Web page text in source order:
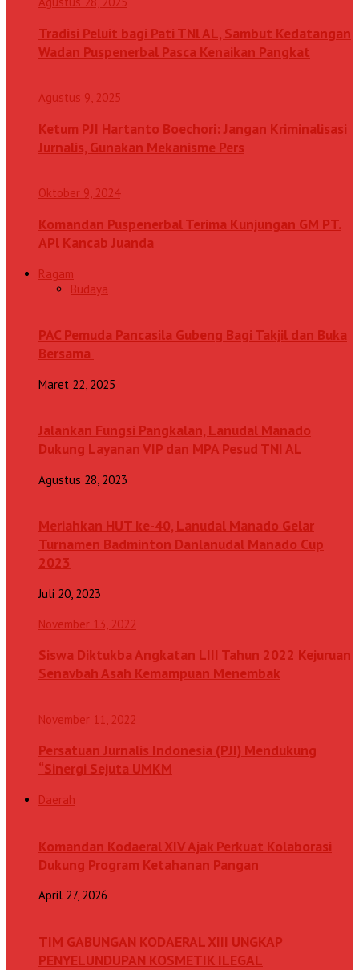
Tradisi Peluit bagi Pati TNl AL, Sambut Kedatangan
Wadan Puspenerbal Pasca Kenaikan Pangkat
Agustus 9, 2025
Ketum PJI Hartanto Boechori: Jangan Kriminalisasi
Jurnalis, Gunakan Mekanisme Pers
Oktober 9, 2024
Komandan Puspenerbal Terima Kunjungan GM PT.
APl Kancab Juanda
Ragam
Budaya
PAC Pemuda Pancasila Gubeng Bagi Takjil dan Buka
Bersama
Maret 22, 2025
Jalankan Fungsi Pangkalan, Lanudal Manado
Dukung Layanan VIP dan MPA Pesud TNI AL
Agustus 28, 2023
Meriahkan HUT ke-40, Lanudal Manado Gelar
Turnamen Badminton Danlanudal Manado Cup
2023
Juli 20, 2023
November 13, 2022
Siswa Diktukba Angkatan LIII Tahun 2022 Kejuruan
Senavbah Asah Kemampuan Menembak
November 11, 2022
Persatuan Jurnalis Indonesia (PJI) Mendukung
“Sinergi Sejuta UMKM
Daerah
Komandan Kodaeral XIV Ajak Perkuat Kolaborasi
Dukung Program Ketahanan Pangan
April 27, 2026
TIM GABUNGAN KODAERAL XIII UNGKAP
PENYELUNDUPAN KOSMETIK ILEGAL